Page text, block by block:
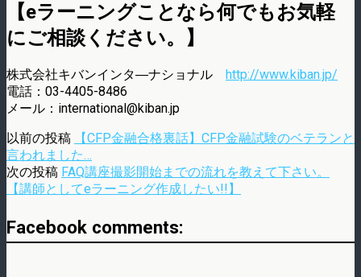
【eラーニングことなら何でもお気軽
にご相談ください。】
株式会社キバンインタ―ナショナル http://www.kiban.jp/
電話：03-4405-8486
メール：international@kiban.jp
以前の投稿
【CFP金融合格裏話】CFP金融試験のベテランと
言われました…
次の投稿 FAQ講座撮影開始までの流れを教えて下さい。
【講師としてeラーニング作成したい!!】
Facebook comments: